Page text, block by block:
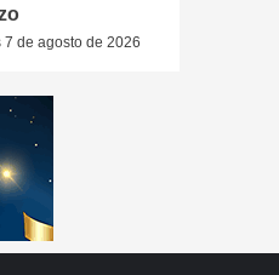
7 de agosto de 2026